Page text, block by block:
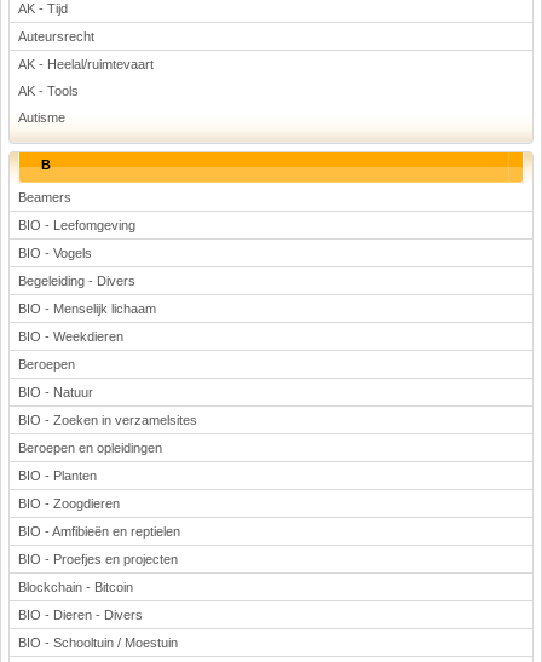
(Advertenties)
AK - Tijd
Auteursrecht
AK - Heelal/ruimtevaart
AK - Tools
Autisme
B
Beamers
BIO - Leefomgeving
BIO - Vogels
Begeleiding - Divers
BIO - Menselijk lichaam
BIO - Weekdieren
Beroepen
BIO - Natuur
BIO - Zoeken in verzamelsites
Beroepen en opleidingen
BIO - Planten
BIO - Zoogdieren
BIO - Amfibieën en reptielen
BIO - Proefjes en projecten
Blockchain - Bitcoin
BIO - Dieren - Divers
BIO - Schooltuin / Moestuin